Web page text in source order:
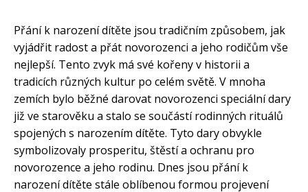
Přání k narození dítěte jsou tradičním způsobem, jak
vyjádřit radost a přát novorozenci a jeho rodičům vše
nejlepší. Tento zvyk má své kořeny v historii a
tradicích různých kultur po celém světě. V mnoha
zemích bylo běžné darovat novorozenci speciální dary
již ve starověku a stalo se součástí rodinných rituálů
spojených s narozením dítěte. Tyto dary obvykle
symbolizovaly prosperitu, štěstí a ochranu pro
novorozence a jeho rodinu. Dnes jsou přání k
narození dítěte stále oblíbenou formou projevení